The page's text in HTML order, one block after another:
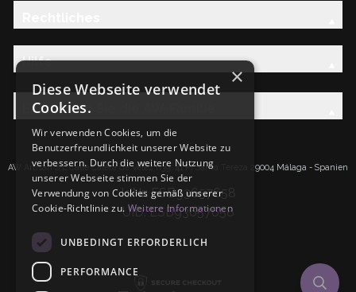
Hilfe
Entdecken Sie die AW-Familie
AW Artisan S.L.Calle Caleta de Velez n39, 41 PI Santa Tereza 29004 Málaga - Spanien
IdNr: ESB93657658
UID: ESB93657658
×
Diese Webseite verwendet
Cookies.
Wir verwenden Cookies, um die
Benutzerfreundlichkeit unserer Website zu
verbessern. Durch die weitere Nutzung
unserer Webseite stimmen Sie der
Verwendung von Cookies gemäß unserer
Cookie-Richtlinie zu. Weitere Informationen
UNBEDINGT ERFORDERLICH
PERFORMANCE